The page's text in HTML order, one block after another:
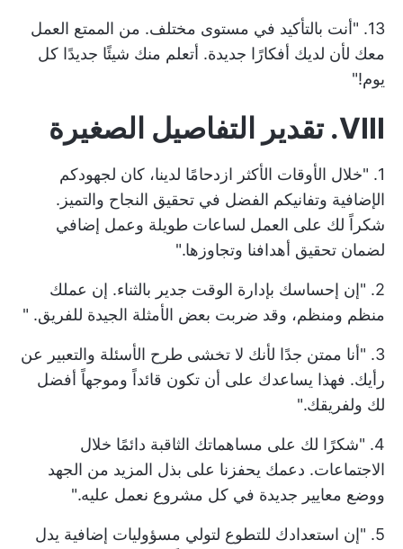
13. "أنت بالتأكيد في مستوى مختلف. من الممتع العمل
معك لأن لديك أفكارًا جديدة. أتعلم منك شيئًا جديدًا كل
يوم!"
VIII. تقدير التفاصيل الصغيرة
1. "خلال الأوقات الأكثر ازدحامًا لدينا، كان لجهودكم
الإضافية وتفانيكم الفضل في تحقيق النجاح والتميز.
شكراً لك على العمل لساعات طويلة وعمل إضافي
لضمان تحقيق أهدافنا وتجاوزها."
2. "إن إحساسك بإدارة الوقت جدير بالثناء. إن عملك
منظم ومنظم، وقد ضربت بعض الأمثلة الجيدة للفريق. "
3. "أنا ممتن جدًا لأنك لا تخشى طرح الأسئلة والتعبير عن
رأيك. فهذا يساعدك على أن تكون قائداً وموجهاً أفضل
لك ولفريقك."
4. "شكرًا لك على مساهماتك الثاقبة دائمًا خلال
الاجتماعات. دعمك يحفزنا على بذل المزيد من الجهد
ووضع معايير جديدة في كل مشروع نعمل عليه."
5. "إن استعدادك للتطوع لتولي مسؤوليات إضافية يدل